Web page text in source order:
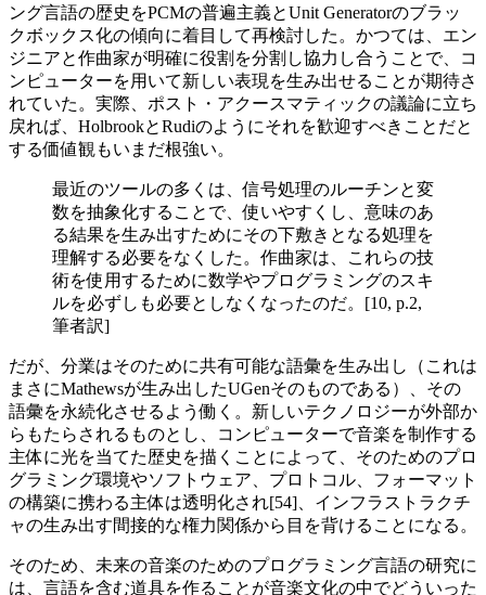
ング言語の歴史をPCMの普遍主義とUnit Generatorのブラッ
クボックス化の傾向に着目して再検討した。かつては、エン
ジニアと作曲家が明確に役割を分割し協力し合うことで、コ
ンピューターを用いて新しい表現を生み出せることが期待さ
れていた。実際、ポスト・アクースマティックの議論に立ち
戻れば、HolbrookとRudiのようにそれを歓迎すべきことだと
する価値観もいまだ根強い。
最近のツールの多くは、信号処理のルーチンと変
数を抽象化することで、使いやすくし、意味のあ
る結果を生み出すためにその下敷きとなる処理を
理解する必要をなくした。作曲家は、これらの技
術を使用するために数学やプログラミングのスキ
ルを必ずしも必要としなくなったのだ。[10, p.2,
筆者訳]
だが、分業はそのために共有可能な語彙を生み出し（これは
まさにMathewsが生み出したUGenそのものである）、その
語彙を永続化させるよう働く。新しいテクノロジーが外部か
らもたらされるものとし、コンピューターで音楽を制作する
主体に光を当てた歴史を描くことによって、そのためのプロ
グラミング環境やソフトウェア、プロトコル、フォーマット
の構築に携わる主体は透明化され[54]、インフラストラクチ
ャの生み出す間接的な権力関係から目を背けることになる。
そのため、未来の音楽のためのプログラミング言語の研究に
は、言語を含む道具を作ることが音楽文化の中でどういった